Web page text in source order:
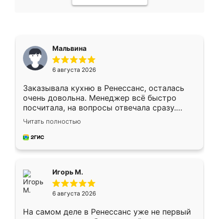
Мальвина
6 августа 2026
Заказывала кухню в Ренессанс, осталась
очень довольна. Менеджер всё быстро
посчитала, на вопросы отвечала сразу.
Замерщик приехал в субботу, подошёл к
делу со всей ответственностью. Собрали
за день, ребята работали аккуратно, даже
Читать полностью
Игорь М.
6 августа 2026
На самом деле в Ренессанс уже не первый